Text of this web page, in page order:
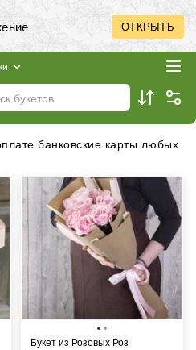
ОТКРЫТЬ
букетов
банковские карты любых
Букет из Розовых Роз